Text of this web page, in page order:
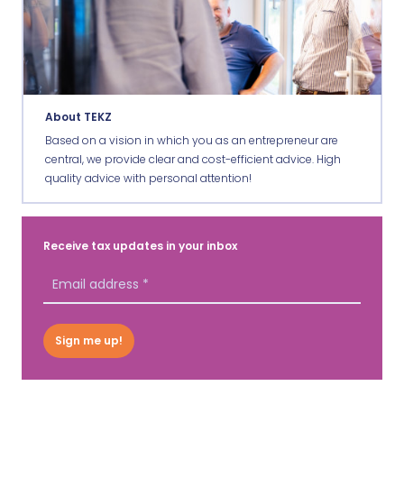
About TEKZ
Based on a vision in which you as an entrepreneur are
central, we provide clear and cost-efficient advice. High
quality advice with personal attention!
Receive tax updates in your inbox
Sign me up!